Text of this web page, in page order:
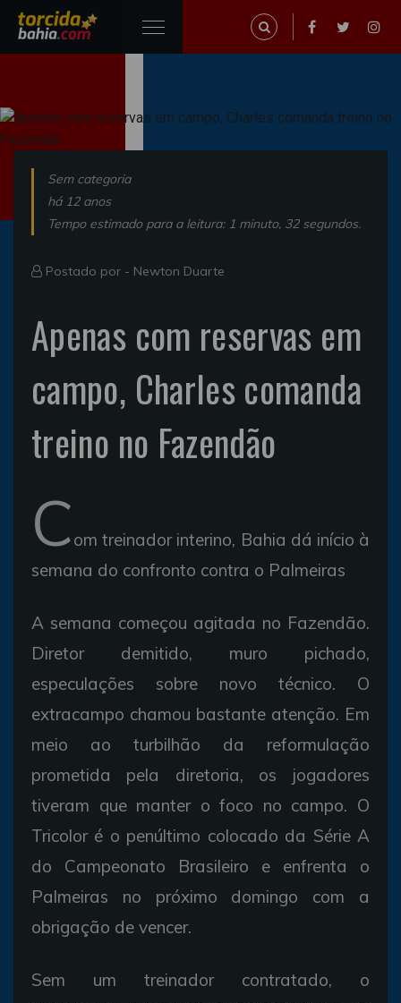
Sem categoria
há 12 anos
Tempo estimado para a leitura: 1 minuto, 32 segundos.
Postado por - Newton Duarte
Apenas com reservas em
campo, Charles comanda
treino no Fazendão
Com treinador interino, Bahia dá início à
semana do confronto contra o Palmeiras
A semana começou agitada no Fazendão.
Diretor demitido, muro pichado,
especulações sobre novo técnico. O
extracampo chamou bastante atenção. Em
meio ao turbilhão da reformulação
prometida pela diretoria, os jogadores
tiveram que manter o foco no campo. O
Tricolor é o penúltimo colocado da Série A
do Campeonato Brasileiro e enfrenta o
Palmeiras no próximo domingo com a
obrigação de vencer.
Sem um treinador contratado, o